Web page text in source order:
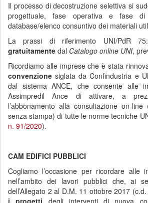
Il processo di decostruzione selettiva si
progettuale, fase operativa e fase di
database/elenco consuntivo dei materiali
La prassi di riferimento UNI/PdR
gratuitamente dal Catalogo online UNI,
Ricordiamo alle imprese che è stata
convenzione siglata da Confindustria e
dal sistema ANCE, che consente alle
Assimpredil Ance di attivare, a
l’abbonamento alla consultazione on-line
senza stampa) di tutte le norme tecniche
n. 91/2020).
CAM EDIFICI PUBBLICI
Cogliamo l’occasione per ricordare alle
nell’ambito dei lavori pubblici che, ai
dell’Allegato 2 al D.M. 11 ottobre 2017
i progetti degli interventi di nuova